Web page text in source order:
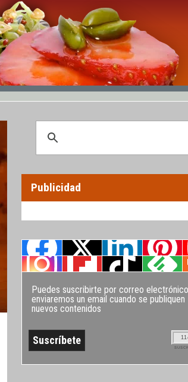
Publicidad
Puedes suscribirte por correo
enviaremos un email cuando se publiquen
nuevos contenidos